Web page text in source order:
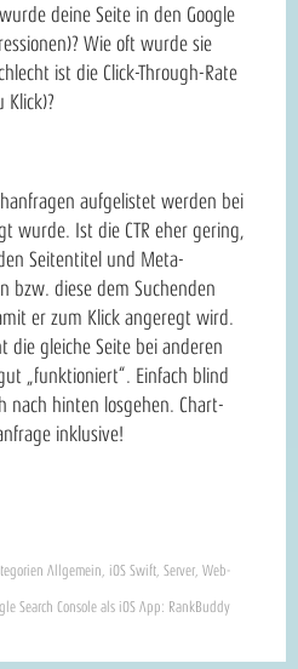
deine Seite in den Google
Wie oft wurde sie
ist die Click-Through-Rate
Klick)?
aufgelistet werden bei
wurde. Ist die CTR eher gering,
Seitentitel und Meta-
bzw. diese dem Suchenden
er zum Klick angeregt wird.
die gleiche Seite bei anderen
„funktioniert“. Einfach blind
nach hinten losgehen. Chart-
inklusive!
Allgemein, iOS Swift, Server, Web-
Search Console als iOS App: RankBuddy